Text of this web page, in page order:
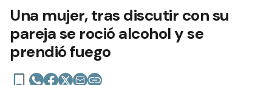
Una mujer, tras discutir con su
pareja se roció alcohol y se
prendió fuego